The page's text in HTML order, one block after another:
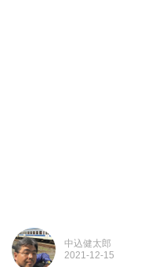
中込健太郎